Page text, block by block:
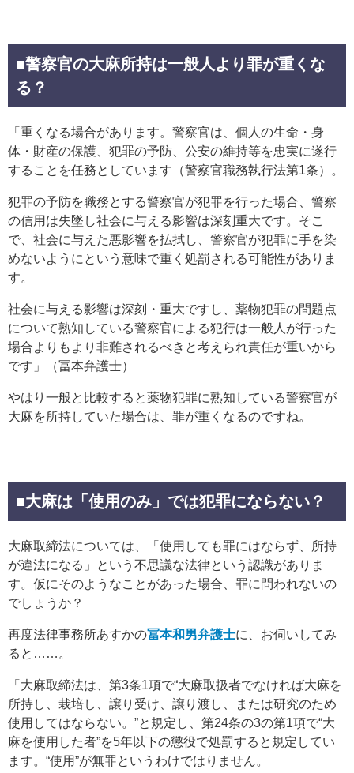
■警察官の大麻所持は一般人より罪が重くな
る？
「重くなる場合があります。警察官は、個人の生命・身
体・財産の保護、犯罪の予防、公安の維持等を忠実に遂行
することを任務としています（警察官職務執行法第1条）。
犯罪の予防を職務とする警察官が犯罪を行った場合、警察
の信用は失墜し社会に与える影響は深刻重大です。そこ
で、社会に与えた悪影響を払拭し、警察官が犯罪に手を染
めないようにという意味で重く処罰される可能性がありま
す。
社会に与える影響は深刻・重大ですし、薬物犯罪の問題点
について熟知している警察官による犯行は一般人が行った
場合よりもより非難されるべきと考えられ責任が重いから
です」（冨本弁護士）
やはり一般と比較すると薬物犯罪に熟知している警察官が
大麻を所持していた場合は、罪が重くなるのですね。
■大麻は「使用のみ」では犯罪にならない？
大麻取締法については、「使用しても罪にはならず、所持
が違法になる」という不思議な法律という認識がありま
す。仮にそのようなことがあった場合、罪に問われないの
でしょうか？
再度法律事務所あすかの冨本和男弁護士に、お伺いしてみ
ると……。
「大麻取締法は、第3条1項で“大麻取扱者でなければ大麻を
所持し、栽培し、譲り受け、譲り渡し、または研究のため
使用してはならない。”と規定し、第24条の3の第1項で“大
麻を使用した者”を5年以下の懲役で処罰すると規定してい
ます。“使用”が無罪というわけではりません。